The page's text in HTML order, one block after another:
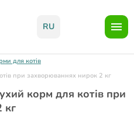
RU
для котів
при захворюваннях нирок 2 кг
корм для котів при
кг